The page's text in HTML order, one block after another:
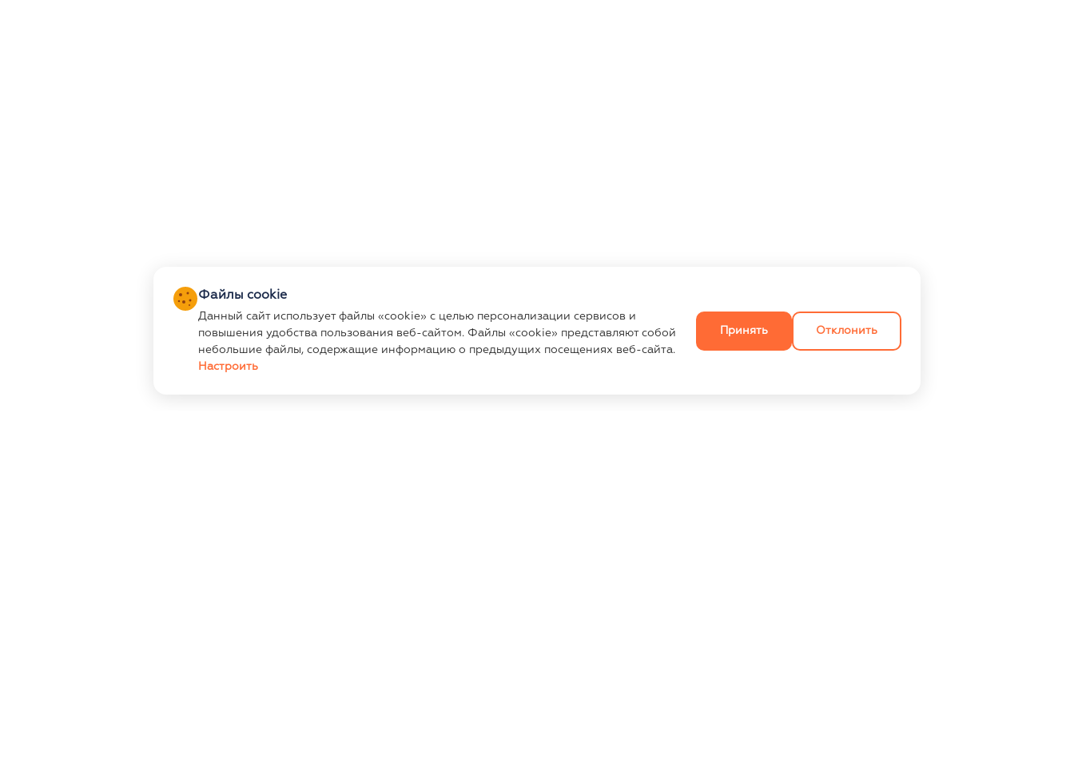
Файлы cookie
Данный сайт использует файлы «cookie» с целью персонализации сервисов и
повышения удобства пользования веб-сайтом. Файлы «cookie» представляют собой
небольшие файлы, содержащие информацию о предыдущих посещениях веб-сайта.
Настроить
Принять Отклонить